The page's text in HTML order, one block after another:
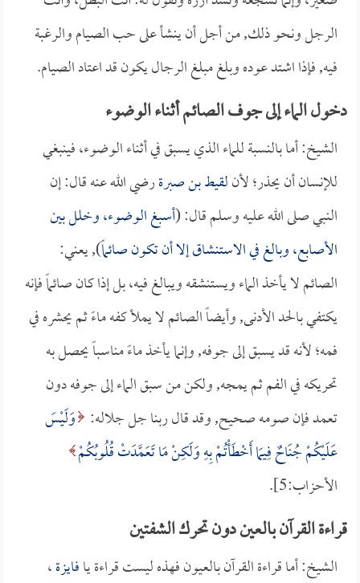
الرجل ونحو ذلك, من أجل أن ينشأ على حب الصيام والرغبة
فيه, فإذا اشتد عوده وبلغ مبلغ الرجال يكون قد اعتاد الصيام.
دخول الماء إلى جوف الصائم أثناء الوضوء
الشيخ: أما بالنسبة للماء الذي يسبق في أثناء الوضوء، فينبغي
للإنسان أن يحذر؛ لأنلقيط بن صبرةرضي الله عنه قال: إن
النبي صلى الله عليه وسلم قال: (أسبغ الوضوء، وخلل بين
الأصابع، وبالغ في الاستنشاق إلا أن تكون صائماً), يعني:
الصائم لا يأخذ الماء ويستنشقه ويبالغ فيه، بل إذا كان صائماً فإنه
يكتفي بالحد الأدنى, وأيضاً الصائم لا يملأ كفه ماءً ثم يحشره في
فمه؛ لأنه قد يسبق إلى جوفه, وإنما يأخذ ماءً مناسباً يحصل به
تحريكه في الفم ثم يمجه, ولكن من سبق الماء إلى جوفه دون
تعمد فإن صومه صحيح, وقد قال ربنا جل جلاله: وَلَيْسَ
عَلَيْكُمْ جُنَاحٌ فِيمَا أَخْطَأْتُمْ بِهِ وَلَكِنْ مَا تَعَمَّدَتْ قُلُوبُكُمْ
الأحزاب:5].
قراءة القرآن بالعين دون تحرك الشفتين
الشيخ: أما قراءة القرآن بالعيون فهذه ليست قراءة يافايزة،